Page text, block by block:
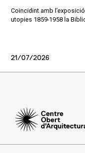
Coincidint amb
utopies 1859-1958 la
21/07/2026